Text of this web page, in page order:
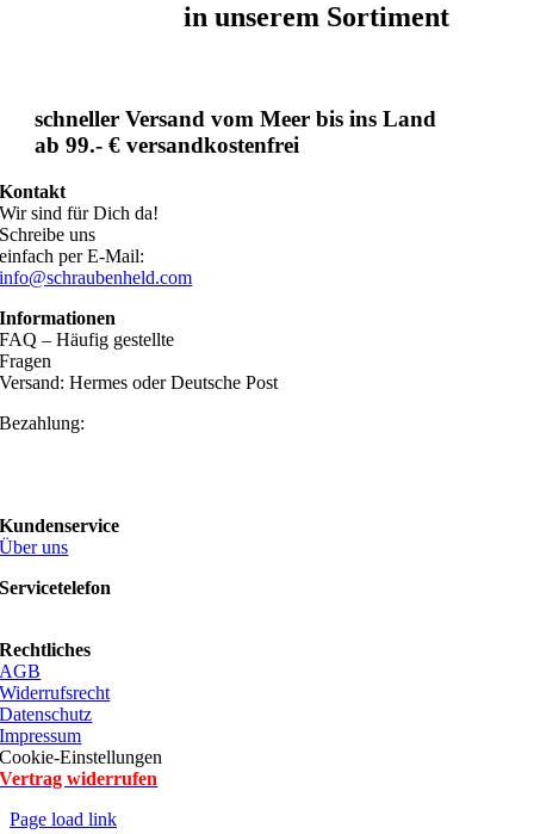
in unserem Sortiment
schneller Versand vom Meer bis ins Land
ab 99.- € versandkostenfrei
Kontakt
Wir sind für Dich da!
Schreibe uns
einfach per E-Mail:
info@schraubenheld.com
Informationen
FAQ – Häufig gestellte
Fragen
Versand: Hermes oder Deutsche Post
Bezahlung:
Kundenservice
Über uns
Servicetelefon
Rechtliches
AGB
Widerrufsrecht
Datenschutz
Impressum
Cookie-Einstellungen
Vertrag widerrufen
Page load link